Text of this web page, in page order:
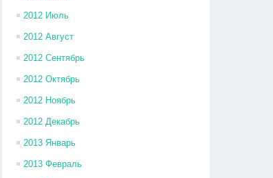
2012 Июль
2012 Август
2012 Сентябрь
2012 Октябрь
2012 Ноябрь
2012 Декабрь
2013 Январь
2013 Февраль